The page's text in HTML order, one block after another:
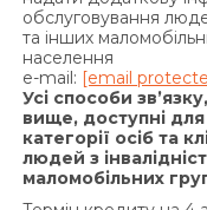
Кредиту у
на підставі
Цивільного
має право
зобов’язаний
заборгованості
сімсот)
обслуговування
та інших
населення
e-mail: [email
Усі способи
вище, доступні
категорії осіб та
людей з
маломобільних